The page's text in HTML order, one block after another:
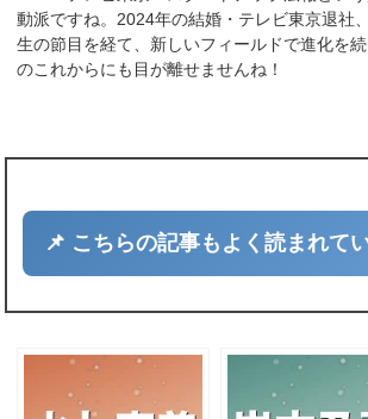
動派ですね。2024年の結婚・テレビ東京退社
生の節目を経て、新しいフィールドで進化を
のこれからにも目が離せませんね！
📌 こちらの記事もよく読まれて